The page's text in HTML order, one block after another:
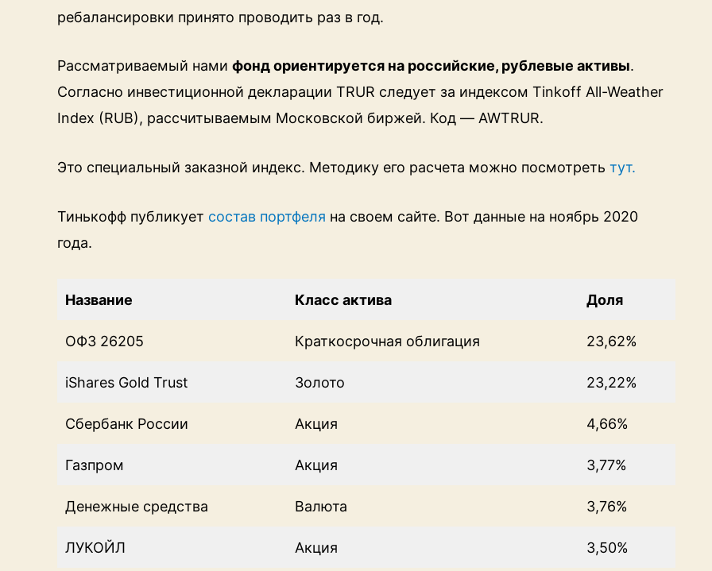
ребалансировки принято проводить раз в год.
Рассматриваемый нами фонд ориентируется на российские, рублевые активы.
Согласно инвестиционной декларации TRUR следует за индексом Tinkoff All-Weather
Index (RUB), рассчитываемым Московской биржей. Код — AWTRUR.
Это специальный заказной индекс. Методику его расчета можно посмотреть тут.
Тинькофф публикует состав портфеля на своем сайте. Вот данные на ноябрь 2020
года.
Название Класс актива Доля
ОФЗ 26205 Краткосрочная облигация 23,62%
iShares Gold Trust Золото 23,22%
Сбербанк России Акция 4,66%
Газпром Акция 3,77%
Денежные средства Валюта 3,76%
ЛУКОЙЛ Акция 3,50%